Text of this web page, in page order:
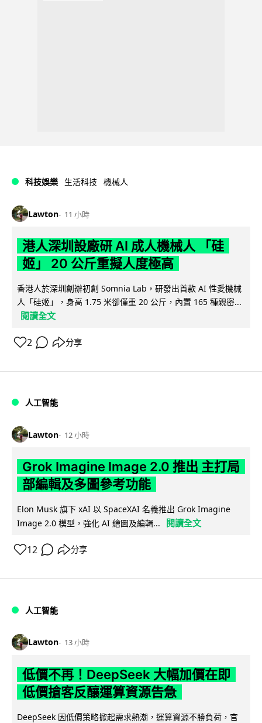
科技娛樂 生活科技 機械人
Lawton 11 小時
港人深圳設廠研 AI 成人機械人 「硅
姬」 20 公斤重擬人度極高
香港人於深圳創辦初創 Somnia Lab，研發出首款 AI 性愛機械
人「硅姬」，身高 1.75 米卻僅重 20 公斤，內置 165 種親密...
閱讀全文
2 分享
人工智能
Lawton 12 小時
Grok Imagine Image 2.0 推出 主打局
部編輯及多圖參考功能
Elon Musk 旗下 xAI 以 SpaceXAI 名義推出 Grok Imagine
Image 2.0 模型，強化 AI 繪圖及編輯...
閱讀全文
12 分享
人工智能
Lawton 13 小時
低價不再！DeepSeek 大幅加價在即
低價搶客反釀運算資源告急
DeepSeek 因低價策略掀起需求熱潮，運算資源不勝負荷，官